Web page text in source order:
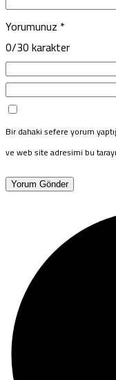
Yorumunuz *
0/30 karakter
Bir dahaki sefere yorum
ve web site adresimi bu
Yorum Gönder